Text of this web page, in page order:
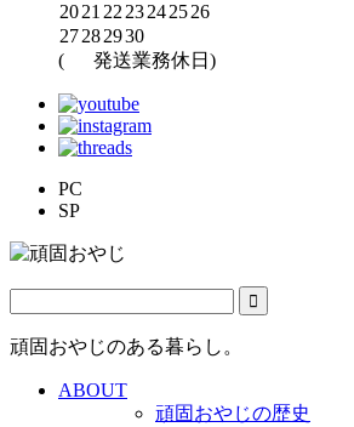
2021 22 23242526
27282930
(
発送業務休日)
PC
SP
頑固おやじのある暮らし。
ABOUT
頑固おやじの歴史